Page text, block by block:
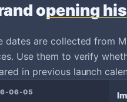
opening
dates are collected from
Use them to verify
in previous launch
06-05